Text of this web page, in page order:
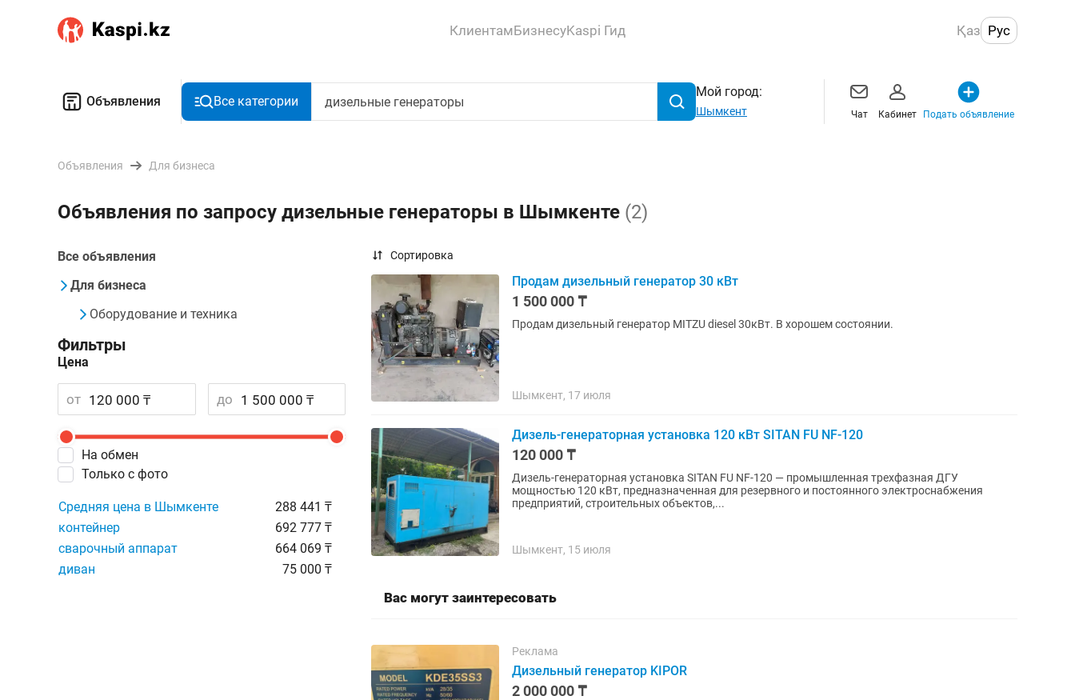
КлиентамБизнесуKaspi Гид Қаз Рус
Объявления Все категории
Мой город:
Шымкент Чат Кабинет Подать объявление
Объявления Для бизнеса
Объявления по запросу дизельные генераторы в Шымкенте (2)
Все объявления
Для бизнеса
Оборудование и техника
Фильтры
Цена
от до
На обмен
Только с фото
Средняя цена в Шымкенте
288 441 ₸
контейнер
692 777 ₸
сварочный аппарат
664 069 ₸
диван
75 000 ₸
Сортировка
Продам дизельный генератор 30 кВт
1 500 000 ₸
Продам дизельный генератор MITZU diesel 30кВт. В хорошем состоянии.
Шымкент, 17 июля
Дизель-генераторная установка 120 кВт SITAN FU NF-120
120 000 ₸
Дизель-генераторная установка SITAN FU NF-120 — промышленная трехфазная ДГУ
мощностью 120 кВт, предназначенная для резервного и постоянного электроснабжения
предприятий, строительных объектов,...
Шымкент, 15 июля
Вас могут заинтересовать
Реклама
Дизельный генератор KIPOR
2 000 000 ₸